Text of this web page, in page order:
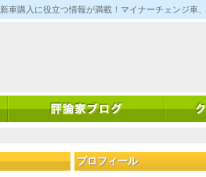
購入に役立つ情報が満載！マイナーチェンジ車
プロフィール